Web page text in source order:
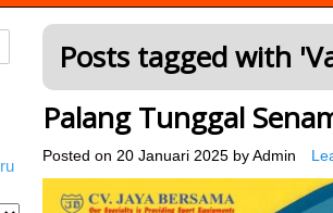
Posts tagged with '
Palang Tunggal
Posted on 20 Januari 2025 by Admin